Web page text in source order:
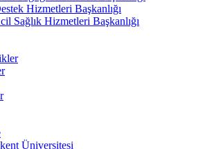
Hizmetleri Başkanlığı
Sağlık Hizmetleri Başkanlığı
Üniversitesi